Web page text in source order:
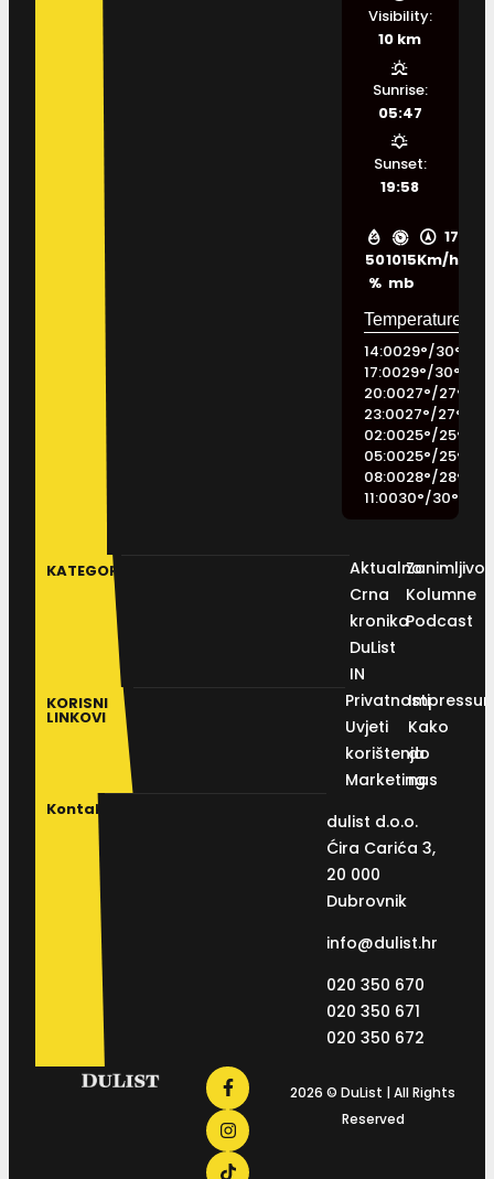
50
%
1015
mb
17
Km/h
Visibility:
10 km
Sunrise:
05:47
Sunset:
19:58
14:0029°/30°
17:0029°/30°
20:0027°/27°
23:0027°/27°
02:0025°/25°
05:0025°/25°
08:0028°/28°
11:0030°/30°
KATEGORIJE
Aktualno
Crna
kronika
DuList
IN
Kolumne
Podcast
KORISNI
LINKOVI
Privatnosti
Uvjeti
korištenja
Marketing
Kako
do
nas
Kontakt
dulist d.o.o.
Ćira Carića 3,
20 000
Dubrovnik
info@dulist.hr
020 350 670
020 350 671
020 350 672
2026 © DuList | All Rights
Reserved